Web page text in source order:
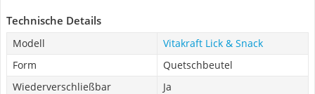
Technische Details
Modell
Vitakraft Lick & Snack
Form
Quetschbeutel
Wiederverschließbar
Ja